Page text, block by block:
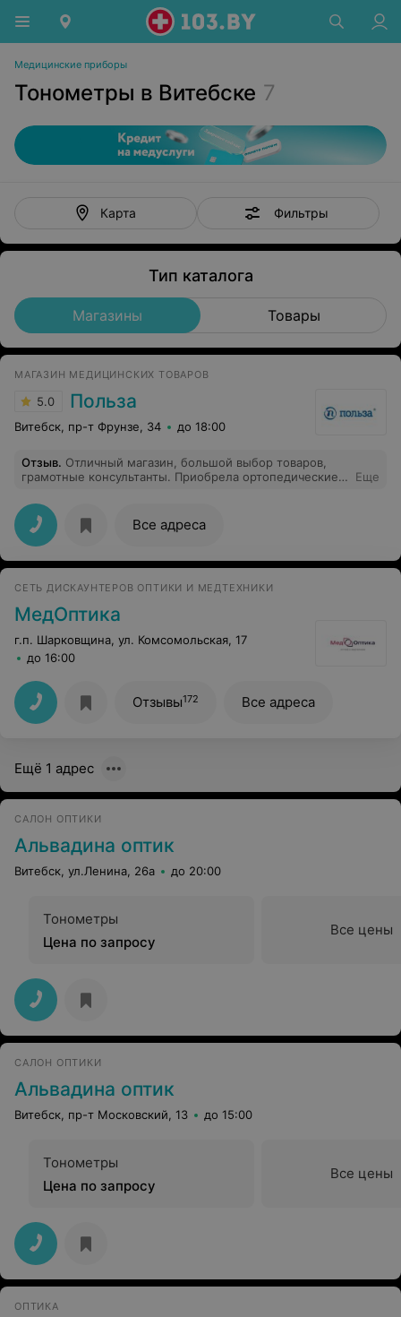
Медицинские приборы
Тонометры в Витебске 7
Карта Фильтры
Тип каталога
Магазины Товары
МАГАЗИН МЕДИЦИНСКИХ ТОВАРОВ
5.0 Польза
Витебск, пр-т Фрунзе, 34 до 18:00
Отзыв. Отличный магазин, большой выбор товаров,
грамотные консультанты. Приобрела ортопедические
определиться с выбором. Спасибо! Рекомендую
Еще
Все адреса
СЕТЬ ДИСКАУНТЕРОВ ОПТИКИ И МЕДТЕХНИКИ
МедОптика
г.п. Шарковщина, ул. Комсомольская, 17
до 16:00
Отзывы172 Все адреса
Ещё 1 адрес
САЛОН ОПТИКИ
Альвадина оптик
Витебск, ул.Ленина, 26а до 20:00
Тонометры
Цена по запросу
Все цены
САЛОН ОПТИКИ
Альвадина оптик
Витебск, пр-т Московский, 13 до 15:00
Тонометры
Цена по запросу
Все цены
ОПТИКА